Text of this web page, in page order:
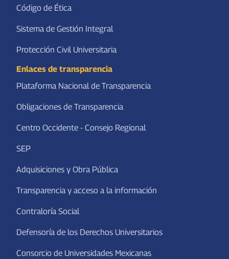
Código de Ética
Sistema de Gestión Integral
Protección Civil Universitaria
Enlaces de transparencia
Plataforma Nacional de Transparencia
Obligaciones de Transparencia
Centro Occidente - Consejo Regional
SEP
Adquisiciones y Obra Pública
Transparencia y acceso a la información
Contraloría Social
Defensoría de los Derechos Universitarios
Consorcio de Universidades Mexicanas